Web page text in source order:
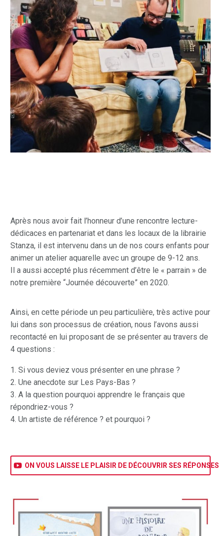
Après nous avoir fait l’honneur d’une rencontre lecture-
dédicaces en partenariat et dans les locaux de la librairie
Stanza, il est intervenu dans un de nos cours enfants pour
animer un atelier aquarelle avec un groupe de 9-12 ans. ⁣
Il a aussi accepté plus récemment d’être le « parrain » de
notre première “Journée découverte” en 2020.
Ainsi, en cette période un peu particulière, très active pour
lui dans son processus de création, nous l’avons aussi
recontacté en lui proposant de se présenter au travers de
4 questions :
1. Si vous deviez vous présenter en une phrase ?
2. Une anecdote sur Les Pays-Bas ?
3. A la question pourquoi apprendre le français que
répondriez-vous ?
4. Un artiste de référence ? et pourquoi ?
 ON VOUS LAISSE LE PLAISIR DE DÉCOUVRIR SES RÉPONSES